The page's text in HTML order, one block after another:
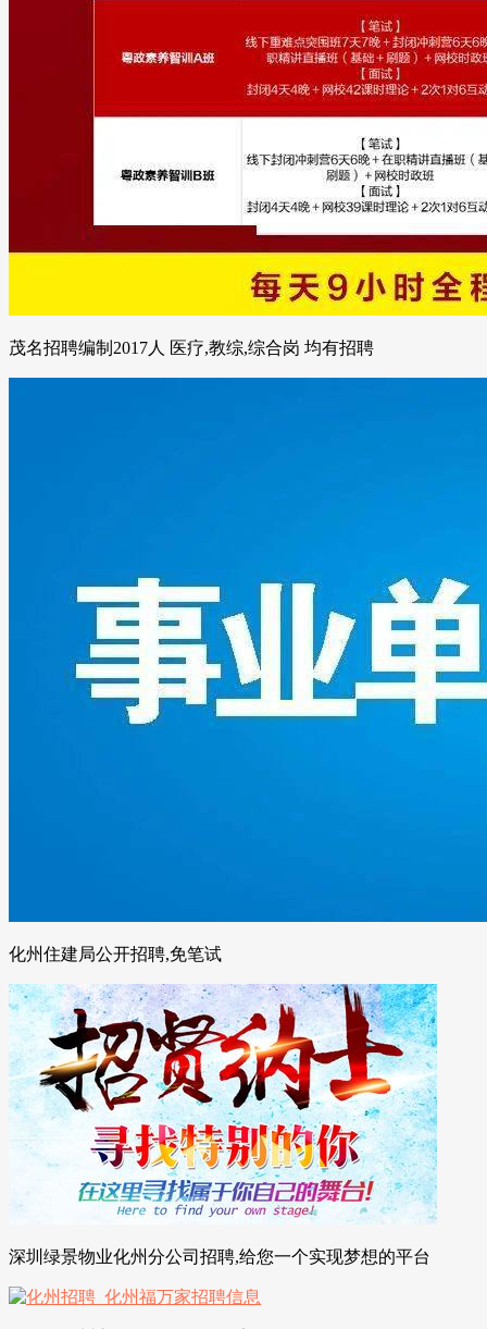
茂名招聘编制2017人 医疗,教综,综合岗 均有招聘
化州住建局公开招聘,免笔试
深圳绿景物业化州分公司招聘,给您一个实现梦想的平台